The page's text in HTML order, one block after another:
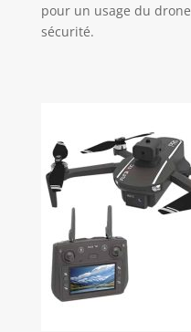
pour un usage du
sécurité.